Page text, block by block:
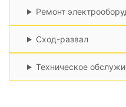
Ремонт
Сход-развал
Техническое